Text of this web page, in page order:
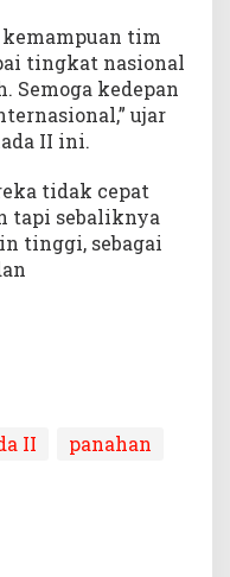
kemampuan tim
tingkat nasional
Semoga kedepan
ujar
II ini.
tidak cepat
tapi sebaliknya
tinggi, sebagai
II panahan